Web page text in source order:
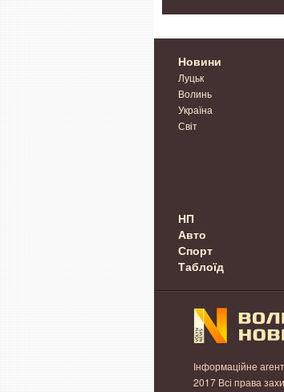
Новини
Луцьк
Волинь
Україна
Світ
НП
Авто
Спорт
Таблоїд
Інформаційне
2017 Всі права